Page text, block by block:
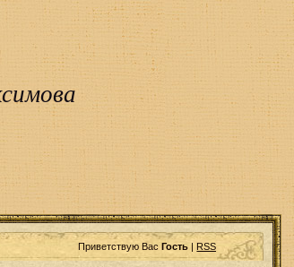
Приветствую Вас Гость | RSS